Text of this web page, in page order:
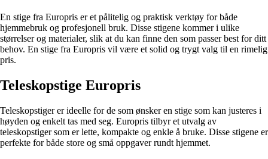
En stige fra Europris er et pålitelig og praktisk verktøy for både
hjemmebruk og profesjonell bruk. Disse stigene kommer i ulike
størrelser og materialer, slik at du kan finne den som passer best for ditt
behov. En stige fra Europris vil være et solid og trygt valg til en rimelig
pris.
Teleskopstige Europris
Teleskopstiger er ideelle for de som ønsker en stige som kan justeres i
høyden og enkelt tas med seg. Europris tilbyr et utvalg av
teleskopstiger som er lette, kompakte og enkle å bruke. Disse stigene er
perfekte for både store og små oppgaver rundt hjemmet.